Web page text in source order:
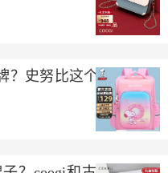
？史努比这个品牌怎么